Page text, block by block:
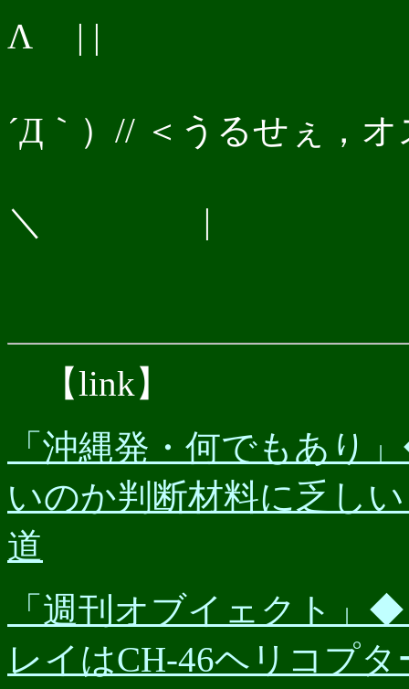
Λ | |
´Д｀）// ＜うるせぇ，
＼ |
【link】
「沖縄発・何でもあり
いのか判断材料に乏し
道
「週刊オブイェクト」
レイはCH-46ヘリコプ